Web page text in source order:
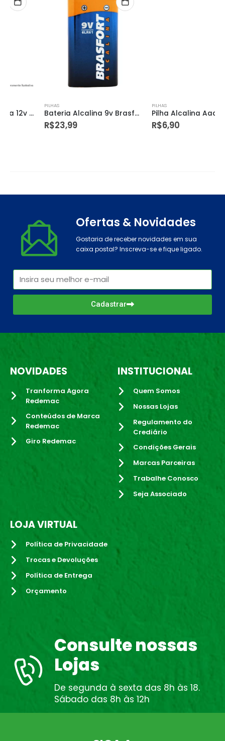
Bateria Alcalina 9v Brasfort 6304 Blister – Brasfort Pilha Alcalina Aaa 2 Unidades
Ofertas & Novidades
Gostaria de receber novidades em sua
caixa postal? Inscreva-se e fique ligado.
Cadastrar
NOVIDADES
Tranforma Agora
Redemac
Conteúdos de Marca
Redemac
Giro Redemac
INSTITUCIONAL
Quem Somos
Nossas Lojas
Regulamento do
Crediário
Condições Gerais
Marcas Parceiras
Trabalhe Conosco
Seja Associado
LOJA VIRTUAL
Política de Privacidade
Trocas e Devoluções
Política de Entrega
Orçamento
Consulte nossas
Lojas
De segunda à sexta das 8h às 18.
Sábado das 8h às 12h